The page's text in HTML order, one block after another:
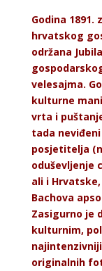
Godina
hrvatskog
održana
velesajma.
kulturne
vrta i
tada
posjetitelja
oduševljenje
ali i
Bachova
Zasigurno je
kulturnim,
originalnih